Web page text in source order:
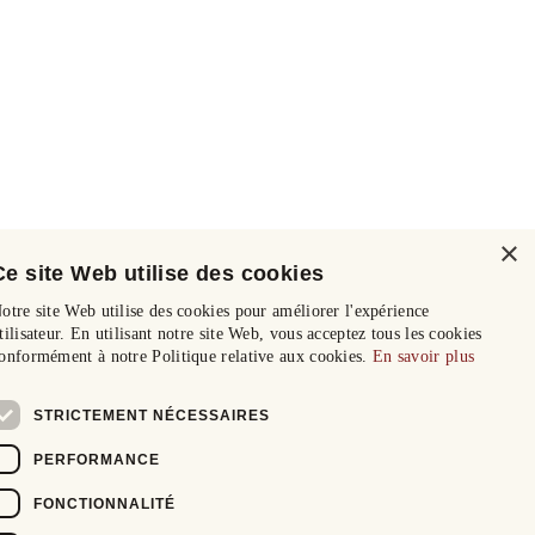
×
site Web utilise des cookies
site Web utilise des cookies pour améliorer l'expérience
En utilisant notre site Web, vous acceptez tous les cookies
à notre Politique relative aux cookies. En savoir plus
STRICTEMENT NÉCESSAIRES
PERFORMANCE
FONCTIONNALITÉ